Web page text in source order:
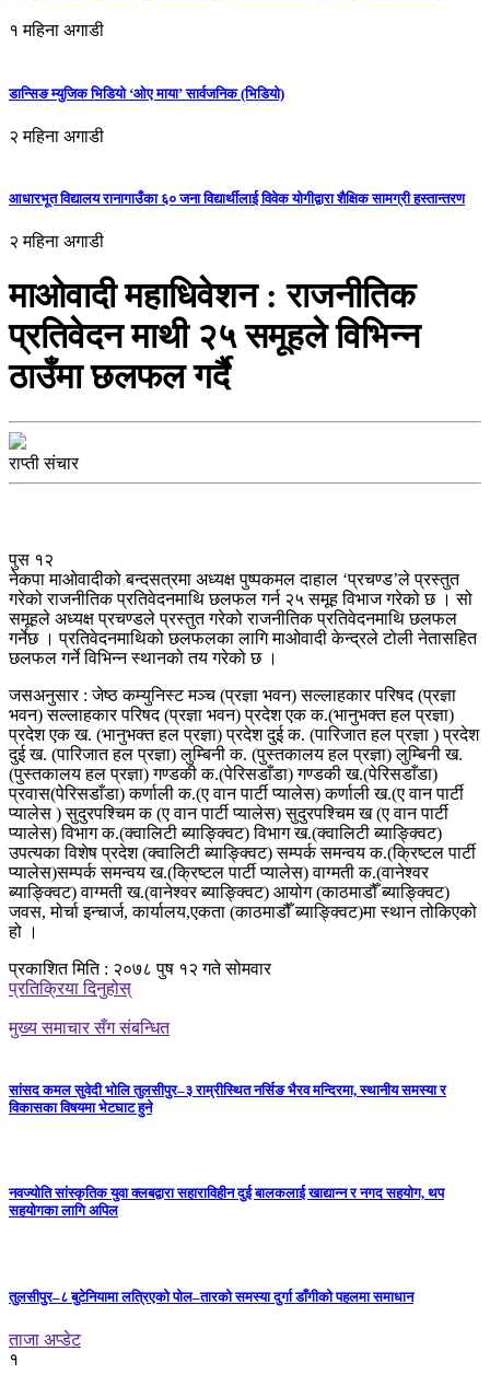
१ महिना अगाडी
डान्सिङ म्युजिक भिडियो ‘ओए माया’ सार्वजनिक (भिडियो)
२ महिना अगाडी
आधारभूत विद्यालय रानागाउँका ६० जना विद्यार्थीलाई विवेक योगीद्वारा शैक्षिक सामग्री हस्तान्तरण
२ महिना अगाडी
माओवादी महाधिवेशन : राजनीतिक
प्रतिवेदन माथी २५ समूहले विभिन्न
ठाउँमा छलफल गर्दै
राप्ती संचार
पुस १२
नेकपा माओवादीको बन्दसत्रमा अध्यक्ष पुष्पकमल दाहाल ‘प्रचण्ड’ले प्रस्तुत
गरेको राजनीतिक प्रतिवेदनमाथि छलफल गर्न २५ समूह विभाज गरेको छ । सो
समूहले अध्यक्ष प्रचण्डले प्रस्तुत गरेको राजनीतिक प्रतिवेदनमाथि छलफल
गर्नेछ । प्रतिवेदनमाथिको छलफलका लागि माओवादी केन्द्रले टोली नेतासहित
छलफल गर्ने विभिन्न स्थानको तय गरेको छ ।
जसअनुसार : जेष्ठ कम्युनिस्ट मञ्च (प्रज्ञा भवन) सल्लाहकार परिषद (प्रज्ञा
भवन) सल्लाहकार परिषद (प्रज्ञा भवन) प्रदेश एक क.(भानुभक्त हल प्रज्ञा)
प्रदेश एक ख. (भानुभक्त हल प्रज्ञा) प्रदेश दुई क. (पारिजात हल प्रज्ञा ) प्रदेश
दुई ख. (पारिजात हल प्रज्ञा) लुम्बिनी क. (पुस्तकालय हल प्रज्ञा) लुम्बिनी ख.
(पुस्तकालय हल प्रज्ञा) गण्डकी क.(पेरिसडाँडा) गण्डकी ख.(पेरिसडाँडा)
प्रवास(पेरिसडाँडा) कर्णाली क.(ए वान पार्टी प्यालेस) कर्णाली ख.(ए वान पार्टी
प्यालेस ) सुदुरपश्चिम क (ए वान पार्टी प्यालेस) सुदुरपश्चिम ख (ए वान पार्टी
प्यालेस) विभाग क.(क्वालिटी ब्याङ्क्विट) विभाग ख.(क्वालिटी ब्याङ्क्विट)
उपत्यका विशेष प्रदेश (क्वालिटी ब्याङ्क्विट) सम्पर्क समन्वय क.(क्रिष्टल पार्टी
प्यालेस)सम्पर्क समन्वय ख.(क्रिष्टल पार्टी प्यालेस) वाग्मती क.(वानेश्वर
ब्याङ्क्विट) वाग्मती ख.(वानेश्वर ब्याङ्क्विट) आयोग (काठमाडौँ ब्याङ्क्विट)
जवस, मोर्चा इन्चार्ज, कार्यालय,एकता (काठमाडौँ ब्याङ्क्विट)मा स्थान तोकिएको
हो ।
प्रकाशित मिति : २०७८ पुष १२ गते सोमवार
प्रतिक्रिया दिनुहोस्
मुख्य समाचार सँग संबन्धित
सांसद कमल सुवेदी भोलि तुलसीपुर–३ राम्रीस्थित नर्सिङ भैरव मन्दिरमा, स्थानीय समस्या र
विकासका विषयमा भेटघाट हुने
नवज्योति सांस्कृतिक युवा क्लबद्वारा सहाराविहीन दुई बालकलाई खाद्यान्न र नगद सहयोग, थप
सहयोगका लागि अपिल
तुलसीपुर–८ बुटेनियामा लत्रिएको पोल–तारको समस्या दुर्गा डाँगीको पहलमा समाधान
ताजा अप्डेट
१